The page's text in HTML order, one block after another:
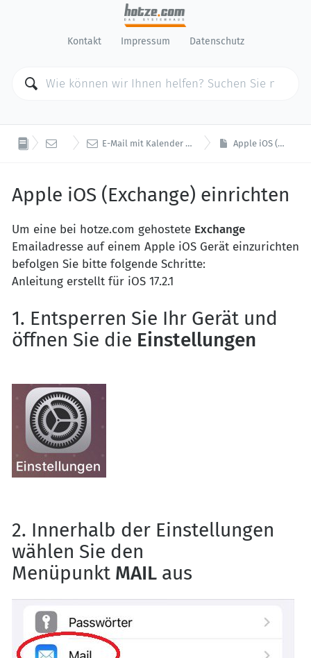
Kontakt Impressum Datenschutz
 E-Mail E-Mail mit Kalender / Kontakte Abgleich (Exchange) Apple iOS (Exchange) einrichten
Apple iOS (Exchange) einrichten
Um eine bei hotze.com gehostete Exchange
Emailadresse auf einem Apple iOS Gerät einzurichten
befolgen Sie bitte folgende Schritte:
Anleitung erstellt für iOS 17.2.1
1. Entsperren Sie Ihr Gerät und
öffnen Sie die Einstellungen
2. Innerhalb der Einstellungen
wählen Sie den
Menüpunkt MAIL aus